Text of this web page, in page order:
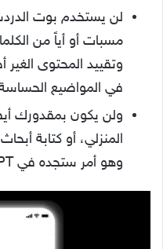
لن يستخدم بوت
مسبات أو أياً من
وتقييد المحتوى الغير
في المواضيع
ولن يكون بمقدورك
المنزلي، أو كتابة
وهو أمر ستجده في ChatGPT نفسها.